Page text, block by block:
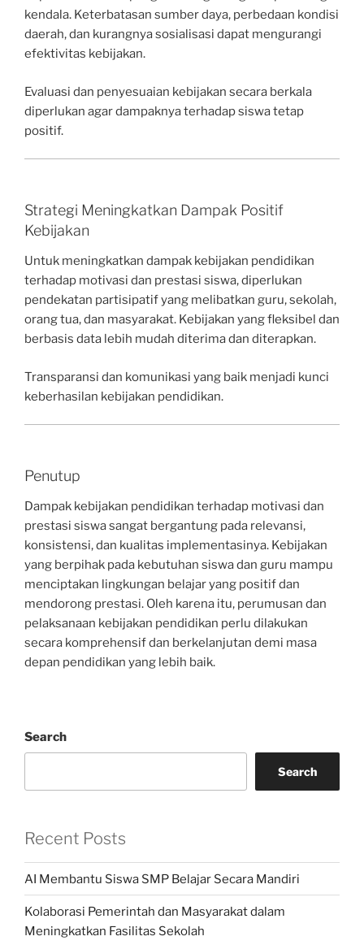
kendala. Keterbatasan sumber daya, perbedaan kondisi
daerah, dan kurangnya sosialisasi dapat mengurangi
efektivitas kebijakan.
Evaluasi dan penyesuaian kebijakan secara berkala
diperlukan agar dampaknya terhadap siswa tetap
positif.
Strategi Meningkatkan Dampak Positif
Kebijakan
Untuk meningkatkan dampak kebijakan pendidikan
terhadap motivasi dan prestasi siswa, diperlukan
pendekatan partisipatif yang melibatkan guru, sekolah,
orang tua, dan masyarakat. Kebijakan yang fleksibel dan
berbasis data lebih mudah diterima dan diterapkan.
Transparansi dan komunikasi yang baik menjadi kunci
keberhasilan kebijakan pendidikan.
Penutup
Dampak kebijakan pendidikan terhadap motivasi dan
prestasi siswa sangat bergantung pada relevansi,
konsistensi, dan kualitas implementasinya. Kebijakan
yang berpihak pada kebutuhan siswa dan guru mampu
menciptakan lingkungan belajar yang positif dan
mendorong prestasi. Oleh karena itu, perumusan dan
pelaksanaan kebijakan pendidikan perlu dilakukan
secara komprehensif dan berkelanjutan demi masa
depan pendidikan yang lebih baik.
Search
Search
Recent Posts
AI Membantu Siswa SMP Belajar Secara Mandiri
Kolaborasi Pemerintah dan Masyarakat dalam
Meningkatkan Fasilitas Sekolah